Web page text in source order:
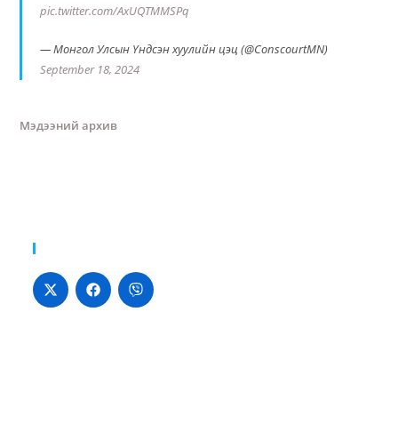
pic.twitter.com/AxUQTMMSPq
— Монгол Улсын Үндсэн хуулийн цэц (@ConscourtMN)
September 18, 2024
Мэдээний архив